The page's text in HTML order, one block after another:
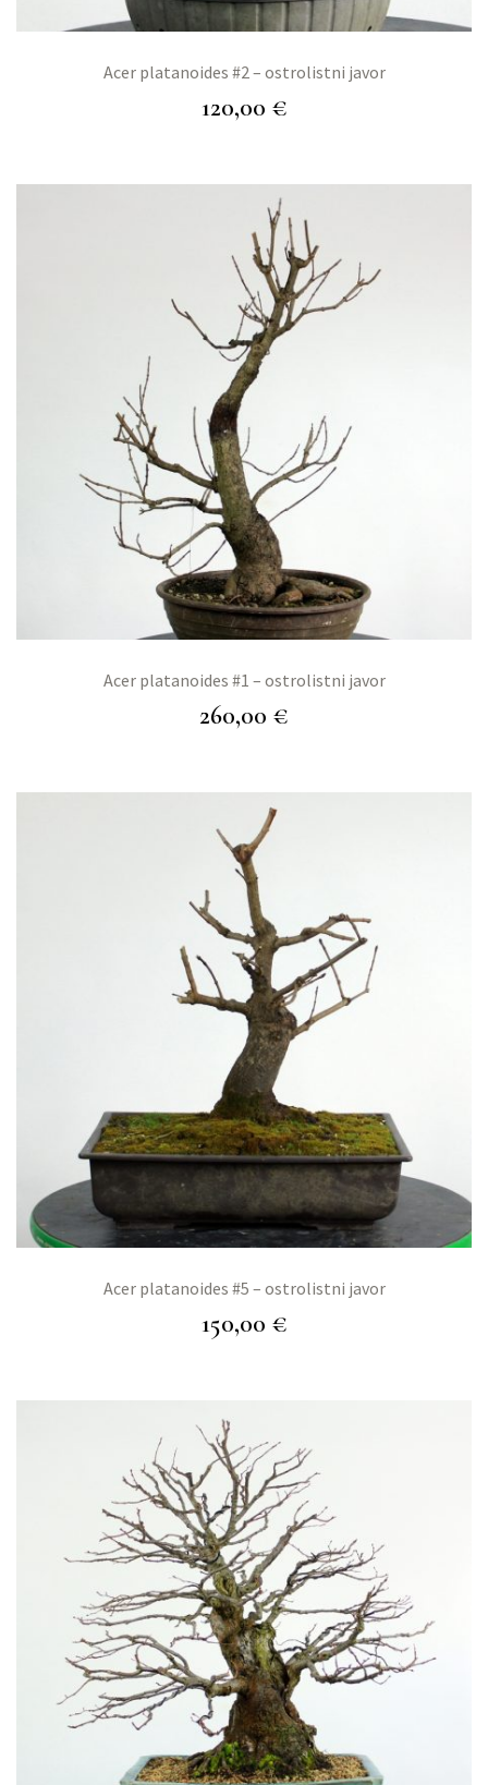
Acer platanoides #2 – ostrolistni javor
120,00 €
Acer platanoides #1 – ostrolistni javor
260,00 €
Acer platanoides #5 – ostrolistni javor
150,00 €